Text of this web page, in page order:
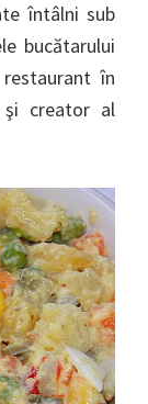
întâlni sub
bucătarului
în
şi creator al